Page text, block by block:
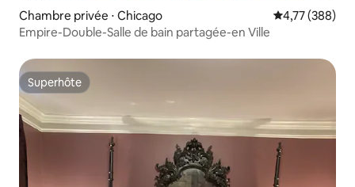
Chambre privée ⋅ Chicago Évaluation
4,77 (388)
Empire-Double-Salle de bain partagée-en Ville
Superhôte
Superhôte